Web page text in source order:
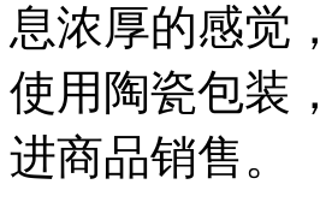
息浓厚的感觉
使用陶瓷包装
进商品销售。